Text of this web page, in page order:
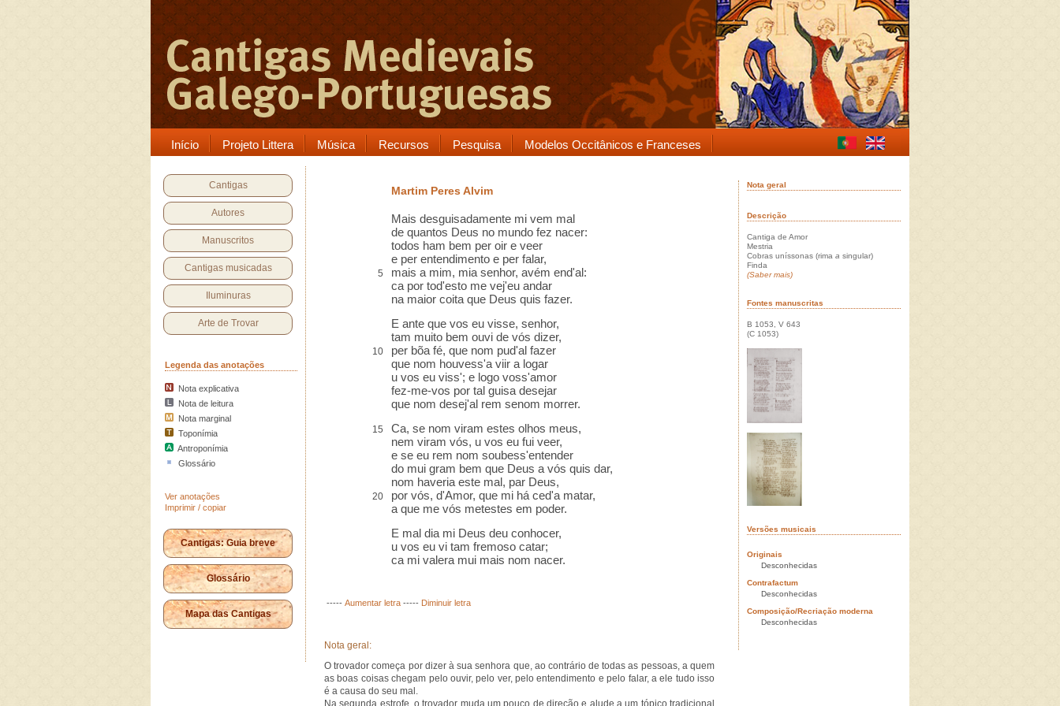
Início Projeto Littera Música Recursos Pesquisa Modelos Occitânicos e Franceses
Cantigas
Autores
Manuscritos
Cantigas musicadas
Iluminuras
Arte de Trovar
Legenda das anotações
Nota explicativa
Nota de leitura
Nota marginal
Toponímia
Antroponímia
Glossário
Ver anotações
Imprimir / copiar
Cantigas: Guia breve
Glossário
Mapa das Cantigas
Martim Peres Alvim
Mais desguisadamente mi vem mal
de quantos Deus no mundo fez nacer:
todos ham bem per oir e veer
e per entendimento e per falar,
5
mais a mim, mia senhor, avém end'al:
ca por tod'esto me vej'eu andar
na maior coita que Deus quis fazer.
E ante que vos eu visse, senhor,
tam muito bem ouvi de vós dizer,
10
per bõa fé, que nom pud'al fazer
que nom houvess'a viir a logar
u vos eu viss'; e logo voss'amor
fez-me-vos por tal guisa desejar
que nom desej'al rem senom morrer.
15
Ca, se nom viram estes olhos meus,
nem viram vós, u vos eu fui veer,
e se eu rem nom soubess'entender
do mui gram bem que Deus a vós quis dar,
nom haveria este mal, par Deus,
20
por vós, d'Amor, que mi há ced'a matar,
a que me vós metestes em poder.
E mal dia mi Deus deu conhocer,
u vos eu vi tam fremoso catar;
ca mi valera mui mais nom nacer.
----- Aumentar letra ----- Diminuir letra
Nota geral:
O trovador começa por dizer à sua senhora que, ao contrário de todas as pessoas, a quem
as boas coisas chegam pelo ouvir, pelo ver, pelo entendimento e pelo falar, a ele tudo isso
é a causa do seu mal.
Na segunda estrofe, o trovador muda um pouco de direção e alude a um tópico tradicional
Nota geral
Descrição
Cantiga de Amor
Mestria
Cobras uníssonas (rima a singular)
Finda
(Saber mais)
Fontes manuscritas
B 1053, V 643
(C 1053)
Versões musicais
Originais
Desconhecidas
Contrafactum
Desconhecidas
Composição/Recriação moderna
Desconhecidas